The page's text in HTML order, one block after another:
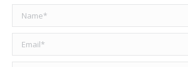
Name *
Email *